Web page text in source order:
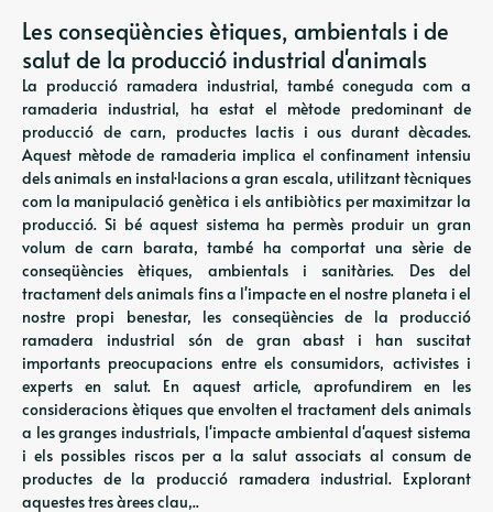
Les conseqüències ètiques, ambientals i de
salut de la producció industrial d'animals
La producció ramadera industrial, també coneguda com a
ramaderia industrial, ha estat el mètode predominant de
producció de carn, productes lactis i ous durant dècades.
Aquest mètode de ramaderia implica el confinament intensiu
dels animals en instal·lacions a gran escala, utilitzant tècniques
com la manipulació genètica i els antibiòtics per maximitzar la
producció. Si bé aquest sistema ha permès produir un gran
volum de carn barata, també ha comportat una sèrie de
conseqüències ètiques, ambientals i sanitàries. Des del
tractament dels animals fins a l'impacte en el nostre planeta i el
nostre propi benestar, les conseqüències de la producció
ramadera industrial són de gran abast i han suscitat
importants preocupacions entre els consumidors, activistes i
experts en salut. En aquest article, aprofundirem en les
consideracions ètiques que envolten el tractament dels animals
a les granges industrials, l'impacte ambiental d'aquest sistema
i els possibles riscos per a la salut associats al consum de
productes de la producció ramadera industrial. Explorant
aquestes tres àrees clau,..